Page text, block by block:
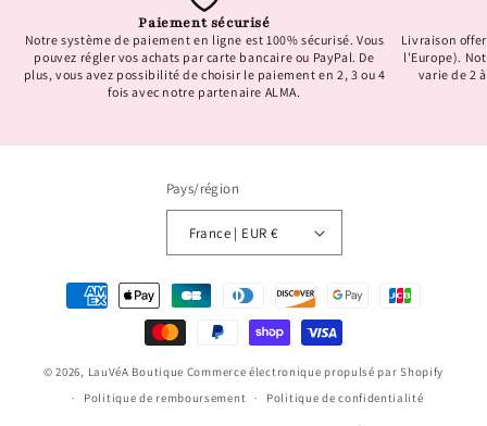
Paiement sécurisé
Notre système de paiement en ligne est 100% sécurisé. Vous
pouvez régler vos achats par carte bancaire ou PayPal. De
plus, vous avez possibilité de choisir le paiement en 2, 3 ou 4
fois avec notre partenaire ALMA.
Livraison
l'Europe).
varie de 2
Pays/région
France | EUR €
Moyens
© 2026, LauVéA Boutique Commerce électronique propulsé par Shopify
Politique de remboursement
Politique de confidentialité